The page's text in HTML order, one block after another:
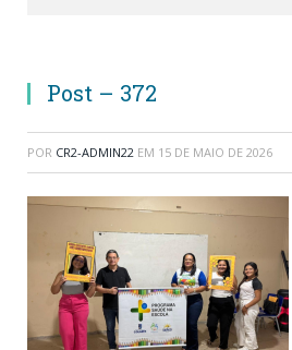
Post – 372
POR CR2-ADMIN22 EM 15 DE MAIO DE 2026